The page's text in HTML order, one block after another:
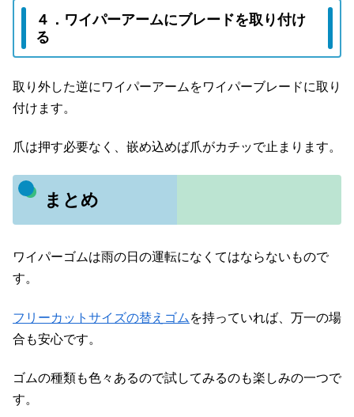
４．ワイパーアームにブレードを取り付け
る
取り外した逆にワイパーアームをワイパーブレードに取り
付けます。
爪は押す必要なく、嵌め込めば爪がカチッで止まります。
まとめ
ワイパーゴムは雨の日の運転になくてはならないもので
す。
フリーカットサイズの替えゴム を持っていれば、万一の場
合も安心です。
ゴムの種類も色々あるので試してみるのも楽しみの一つで
す。